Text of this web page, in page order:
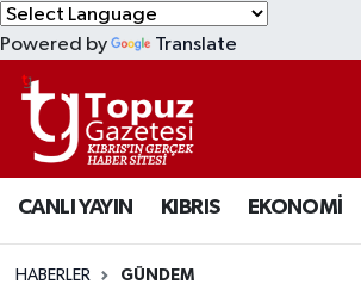
Powered by Translate
CANLI YAYIN KIBRIS EKONOMİ
HABERLER GÜNDEM
KIBRIS
DÜNYA
EKONOMİ
MAGAZİN
Lefkoşa Nöbetçi Eczaneler
Lefkoşa Hava Durumu
Lefkoşa Trafik Yoğunluk
Süper Lig Puan Durumu ve